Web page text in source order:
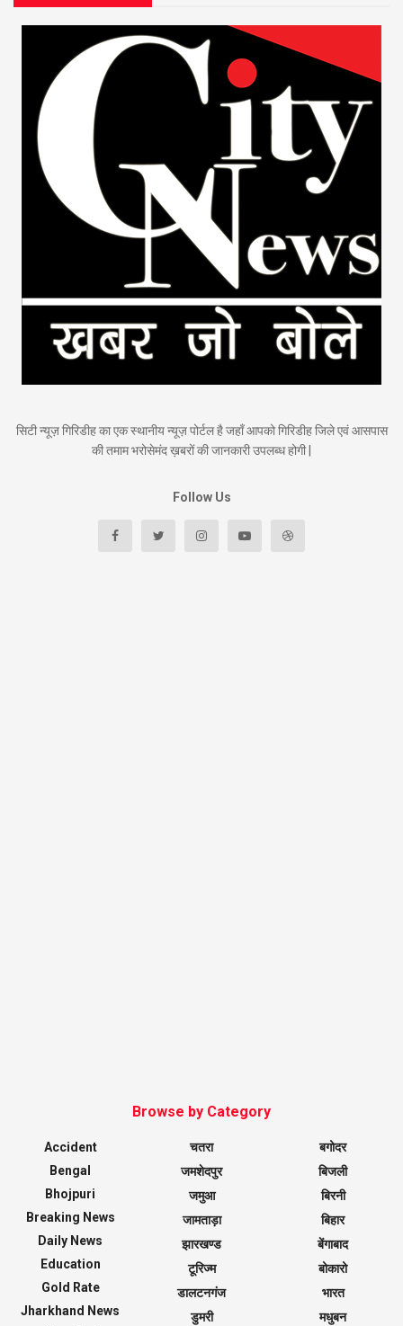
सिटी न्यूज़ गिरिडीह का एक स्थानीय न्यूज़ पोर्टल है जहाँ आपको गिरिडीह जिले एवं आसपास
की तमाम भरोसेमंद ख़बरों की जानकारी उपलब्ध होगी |
Follow Us
Browse by Category
Accident
Bengal
Bhojpuri
Breaking News
Daily News
Education
Gold Rate
Jharkhand News
चतरा
जमशेदपुर
जमुआ
जामताड़ा
झारखण्ड
टूरिज्म
डालटनगंज
डुमरी
बगोदर
बिजली
बिरनी
बिहार
बेंगाबाद
बोकारो
भारत
मधुबन